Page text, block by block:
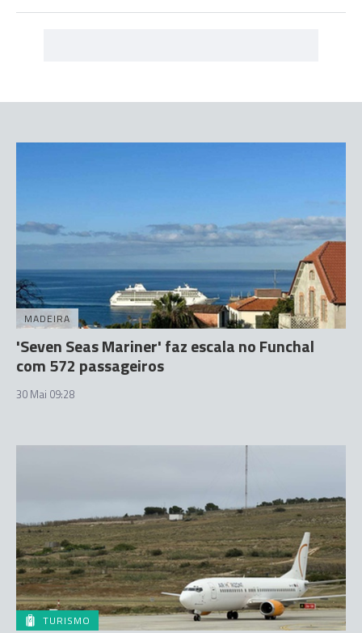
MADEIRA
'Seven Seas Mariner' faz escala no Funchal
com 572 passageiros
30 Mai 09:28
TURISMO